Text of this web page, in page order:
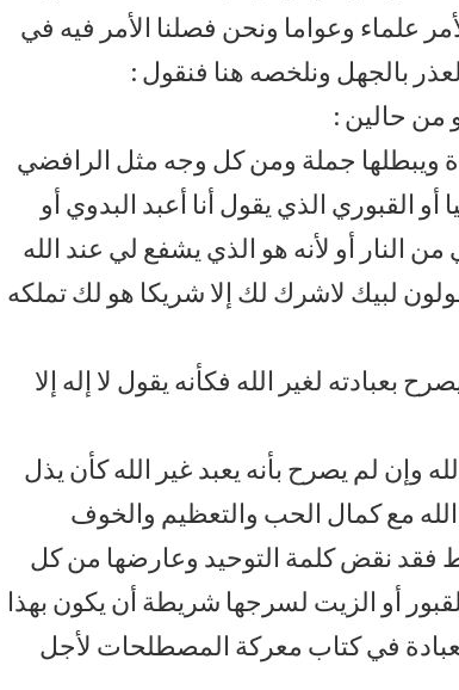
علماء وعواما ونحن فصلنا الأمر فيه في
بالجهل ونلخصه هنا فنقول :
من حالين :
ويبطلها جملة ومن كل وجه مثل الرافضي
القبوري الذي يقول أنا أعبد البدوي أو
من النار أو لأنه هو الذي يشفع لي عند الله
لبيك لاشرك لك إلا شريكا هو لك تملكه
بعبادته لغير الله فكأنه يقول لا إله إلا
وإن لم يصرح بأنه يعبد غير الله كأن يذل
مع كمال الحب والتعظيم والخوف
فقد نقض كلمة التوحيد وعارضها من كل
أو الزيت لسرجها شريطة أن يكون بهذا
في كتاب معركة المصطلحات لأجل